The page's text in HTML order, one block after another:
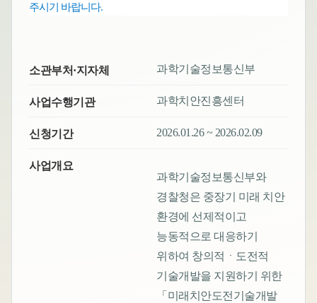
주시기 바랍니다.
소관부처·지자체 과학기술정보통신부
사업수행기관 과학치안진흥센터
신청기간 2026.01.26 ~ 2026.02.09
사업개요
과학기술정보통신부와
경찰청은 중장기 미래 치안
환경에 선제적이고
능동적으로 대응하기
위하여 창의적ㆍ도전적
기술개발을 지원하기 위한
「미래치안도전기술개발